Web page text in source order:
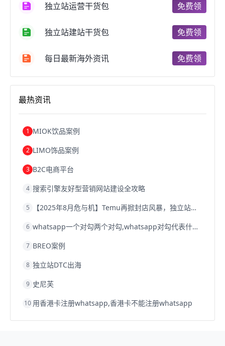
跨境电商费用美国跨境电商
天津跨境电商东南亚跨境电商
跨境电商b2b阿里巴巴跨境电商
跨境电商关税
跨境电商建站
浙江跨境电商宁波跨境电商跨境电商的模式
跨境电商优势跨境电商的优势
独立站运营干货包 免费领
独立站建站干货包 免费领
每日最新海外资讯 免费领
最热资讯
1 MIOK饮品案例
2 LIMO饰品案例
3 B2C电商平台
4 搜索引擎友好型营销网站建设全攻略
5 【2025年8月危与机】Temu再掀封店风暴，独立站才是跨境卖家的避险通道
6 whatsapp一个对勾两个对勾,whatsapp对勾代表什么意思
7 BREO案例
8 独立站DTC出海
9 史尼芙
10 用香港卡注册whatsapp,香港卡不能注册whatsapp